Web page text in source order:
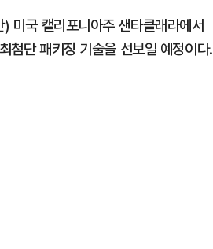
미국 캘리포니아주 샌타클래라에서
단 패키징 기술을 선보일 예정이다.